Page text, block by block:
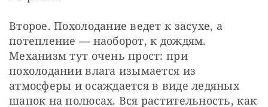
Второе. Похолодание ведет к засухе, а
потепление — наоборот, к дождям.
Механизм тут очень прост: при
похолодании влага изымается из
атмосферы и осаждается в виде ледяных
шапок на полюсах. Вся растительность, как